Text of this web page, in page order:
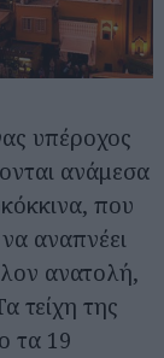
υπέροχος
ανάμεσα
που
αναπνέει
ανατολή,
τείχη της
τα 19